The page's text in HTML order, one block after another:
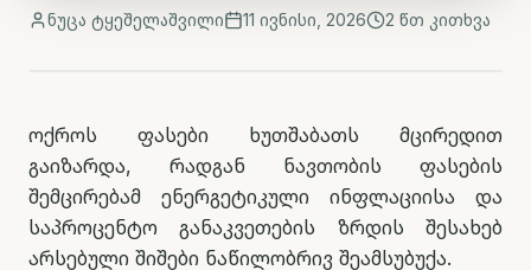
ნუცა ტყეშელაშვილი 11 ივნისი, 2026 2 წთ კითხვა
ოქროს ფასები ხუთშაბათს მცირედით
გაიზარდა, რადგან ნავთობის ფასების
შემცირებამ ენერგეტიკული ინფლაციისა და
საპროცენტო განაკვეთების ზრდის შესახებ
არსებული შიშები ნაწილობრივ შეამსუბუქა.